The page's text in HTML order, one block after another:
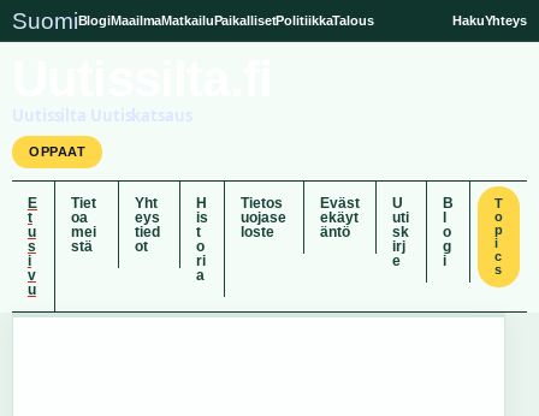
SuomiBlogiMaailmaMatkailuPaikallisetPolitiikkaTalous HakuYhteys
Uutissilta Uutiskatsaus
OPPAAT
E
t
u
s
i
v
u
Tiet
oa
mei
stä
Yht
eys
tied
ot
H
is
t
o
ri
a
Tietos
uojase
loste
Eväst
ekäyt
äntö
U
uti
sk
irj
e
B
o
g
i
T
o
p
i
c
s